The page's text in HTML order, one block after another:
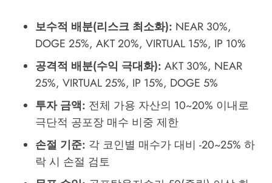
보수적 배분(리스크 최소화): NEAR 30%,
DOGE 25%, AKT 20%, VIRTUAL 15%, IP 10%
공격적 배분(수익 극대화): AKT 30%, NEAR
25%, VIRTUAL 25%, IP 15%, DOGE 5%
투자 금액: 전체 가용 자산의 10~20% 이내로
극단적 공포장 매수 비중 제한
손절 기준: 각 코인별 매수가 대비 -20~25% 하
락 시 손절 검토